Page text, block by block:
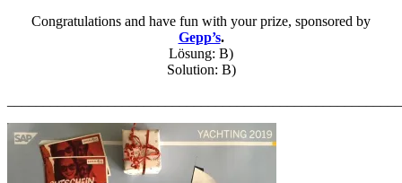
Congratulations and have fun with your prize, sponsored by
Gepp’s.
Lösung: B)
Solution: B)